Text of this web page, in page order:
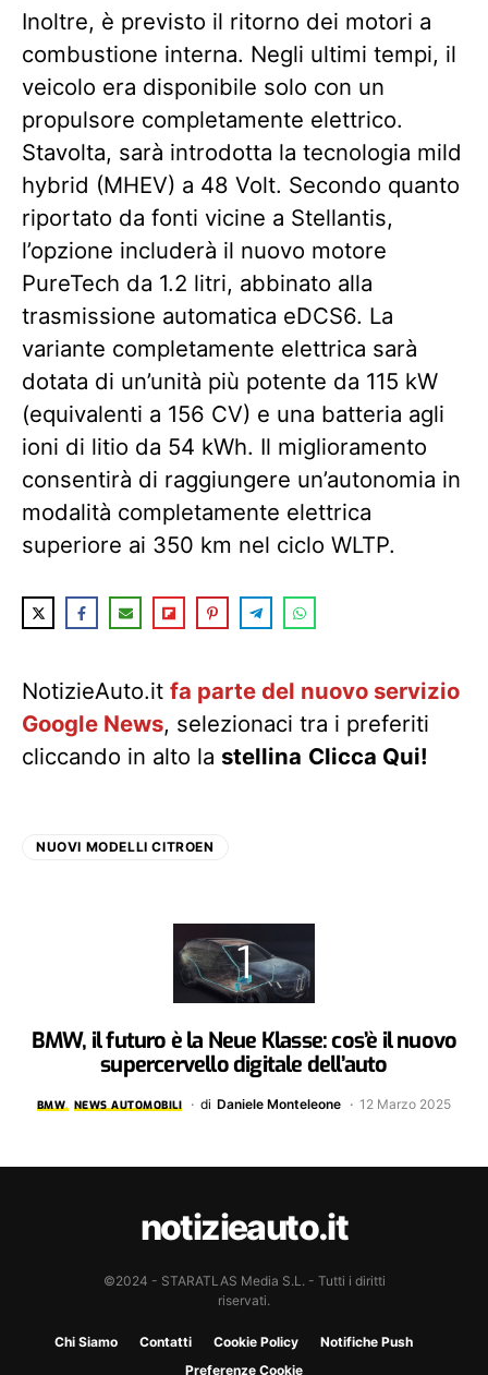
Inoltre, è previsto il ritorno dei motori a
combustione interna. Negli ultimi tempi, il
veicolo era disponibile solo con un
propulsore completamente elettrico.
Stavolta, sarà introdotta la tecnologia mild
hybrid (MHEV) a 48 Volt. Secondo quanto
riportato da fonti vicine a Stellantis,
l’opzione includerà il nuovo motore
PureTech da 1.2 litri, abbinato alla
trasmissione automatica eDCS6. La
variante completamente elettrica sarà
dotata di un’unità più potente da 115 kW
(equivalenti a 156 CV) e una batteria agli
ioni di litio da 54 kWh. Il miglioramento
consentirà di raggiungere un’autonomia in
modalità completamente elettrica
superiore ai 350 km nel ciclo WLTP.
NotizieAuto.it fa parte del nuovo servizio
Google News, selezionaci tra i preferiti
cliccando in alto la stellina Clicca Qui!
NUOVI MODELLI CITROEN
BMW, il futuro è la Neue Klasse: cos’è il nuovo
supercervello digitale dell’auto
BMW NEWS AUTOMOBILI di Daniele Monteleone 12 Marzo 2025
notizieauto.it
©2024 - STARATLAS Media S.L. - Tutti i diritti
riservati.
Chi Siamo Contatti Cookie Policy
Notifiche Push
Preferenze Cookie